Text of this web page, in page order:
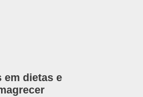
em dietas e